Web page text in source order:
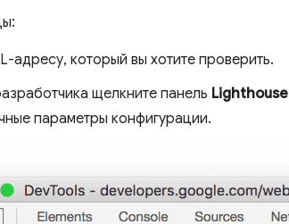
адресу, который вы хотите проверить.
щелкните панель Lighthouse
параметры конфигурации.